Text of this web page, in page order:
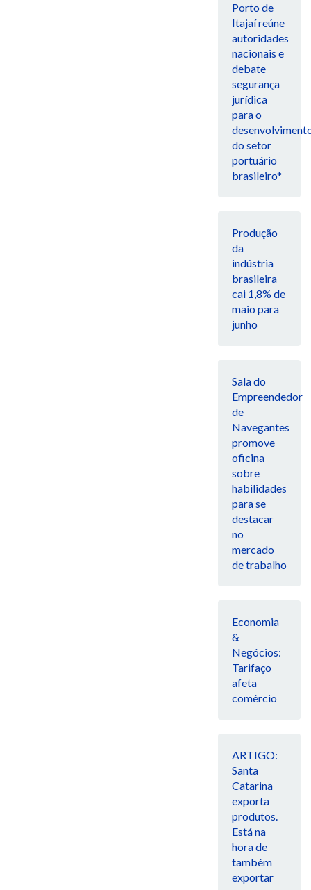
Porto de
Itajaí reúne
autoridades
nacionais e
debate
segurança
jurídica
para o
do setor
portuário
brasileiro*
Produção
da
indústria
brasileira
cai 1,8% de
maio para
junho
Sala do
Empreendedor
de
Navegantes
promove
oficina
sobre
habilidades
para se
destacar
no
mercado
de trabalho
Economia
&
Negócios:
Tarifaço
afeta
comércio
ARTIGO:
Santa
Catarina
exporta
produtos.
Está na
hora de
também
exportar